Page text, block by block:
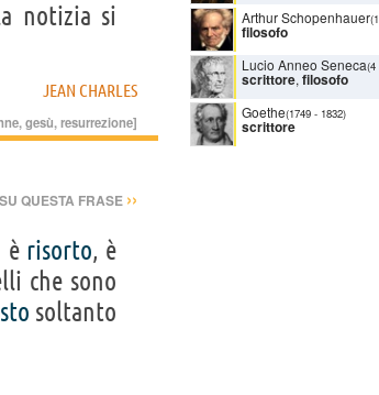
notizia si
JEAN CHARLES
,gesù,resurrezione]
QUESTA FRASE ››
è risorto, è
che sono
soltanto
Arthur Schopenhauer
filosofo
Lucio Anneo Seneca(4
scrittore, filosofo
Goethe(1749 - 1832)
scrittore